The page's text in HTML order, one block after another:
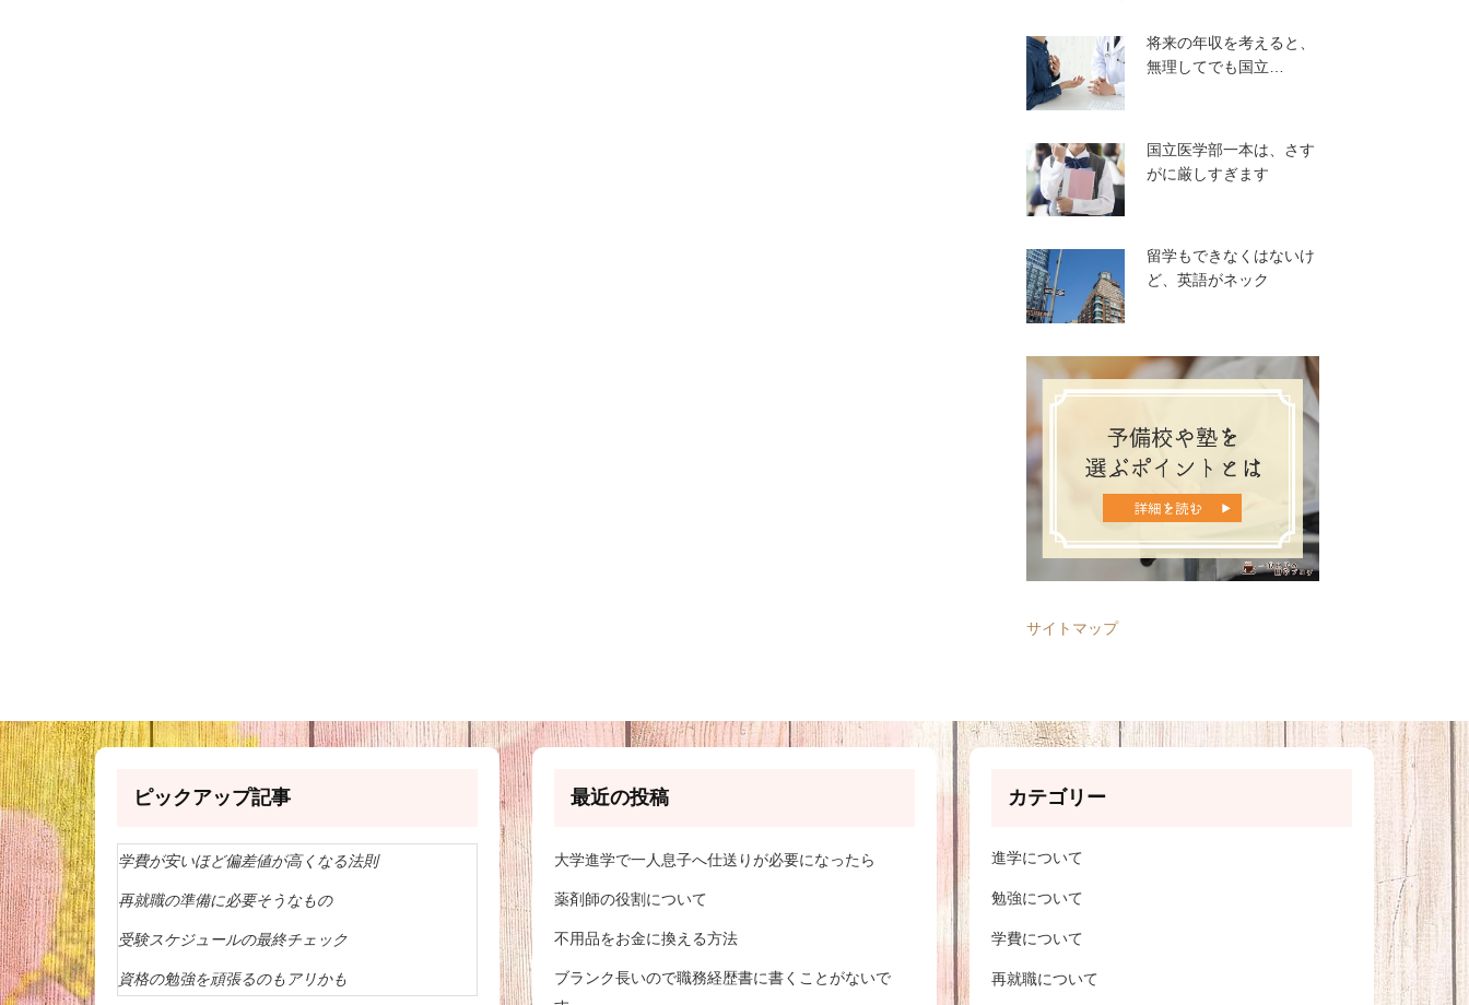
将来の年収を考えると、
無理してでも国立…
国立医学部一本は、さす
がに厳しすぎます
留学もできなくはないけ
ど、英語がネック
サイトマップ
ピックアップ記事
学費が安いほど偏差値が高くなる法則
再就職の準備に必要そうなもの
受験スケジュールの最終チェック
資格の勉強を頑張るのもアリかも
最近の投稿
大学進学で一人息子へ仕送りが必要になったら
薬剤師の役割について
不用品をお金に換える方法
ブランク長いので職務経歴書に書くことがないで
カテゴリー
進学について
勉強について
学費について
再就職について